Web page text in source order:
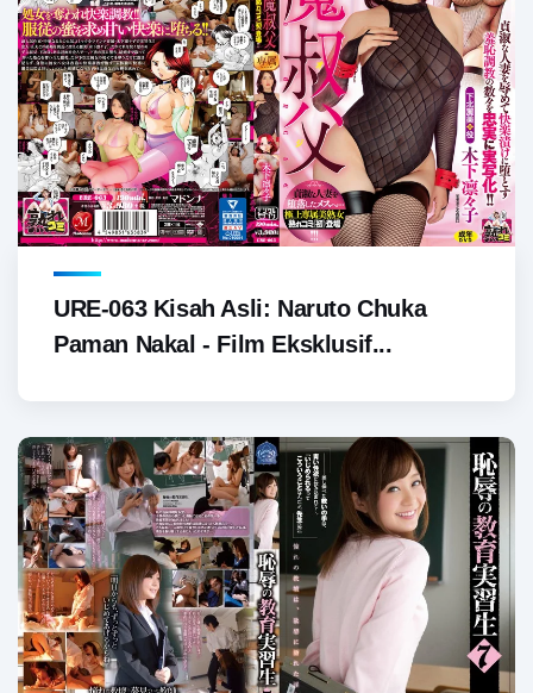
URE-063 Kisah Asli: Naruto Chuka
Paman Nakal - Film Eksklusif...